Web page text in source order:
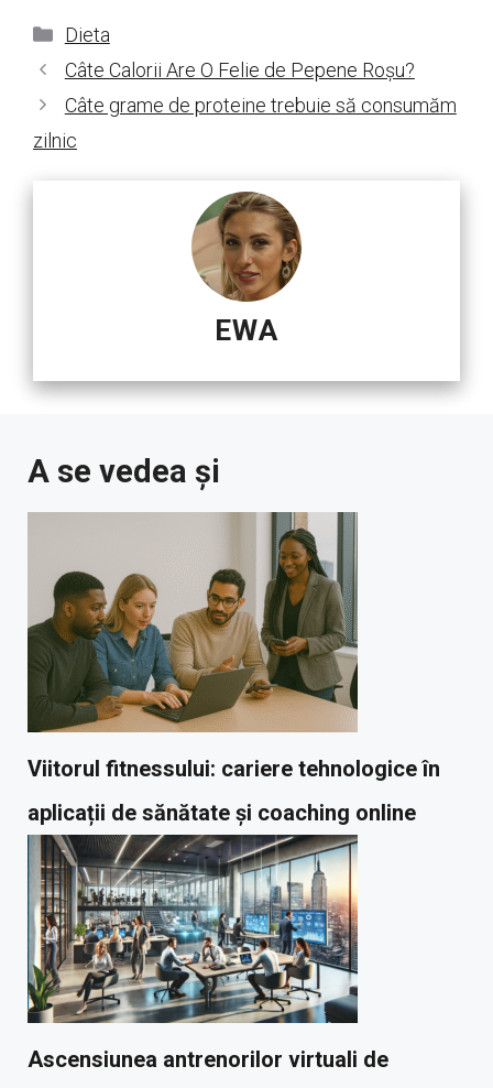
Categorii
Dieta
Câte Calorii Are O Felie de Pepene Roșu?
Câte grame de proteine trebuie să consumăm
zilnic
EWA
A se vedea și
Viitorul fitnessului: cariere tehnologice în
aplicații de sănătate și coaching online
Ascensiunea antrenorilor virtuali de